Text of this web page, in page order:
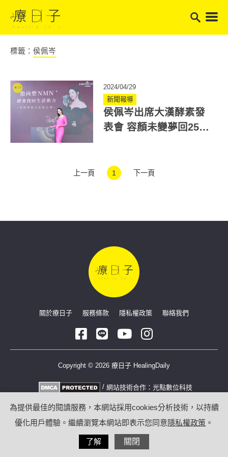
標籤： 侯佩岑
2024/04/29
新聞報導
侯佩岑出席大漢酵素發
表會 容顏未變夢回25年
上一頁 1 下一頁
關於療日子 服務條款 隱私權政策 聯絡我們
Copyright © 2026 療日子 HealingDaily
/ 網站技術合作： 光點數位科技
為提供最佳的閱讀服務，本網站採用cookies分析技術，以持續
優化用戶體驗。繼續瀏覽本網站即表示您同意隱私權政策 。
了解 關閉